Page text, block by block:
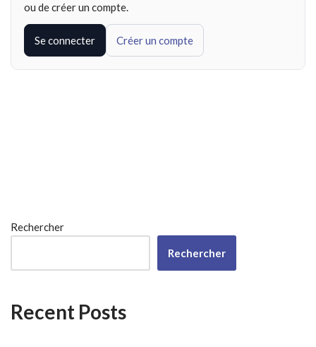
ou de créer un compte.
Se connecter Créer un compte
Rechercher
Rechercher
Recent Posts